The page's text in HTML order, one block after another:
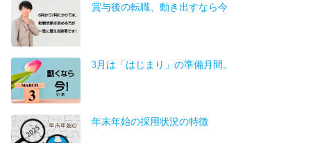
賞与後の転職、動き出すなら今
3月は「はじまり」の準備月間。
年末年始の採用状況の特徴